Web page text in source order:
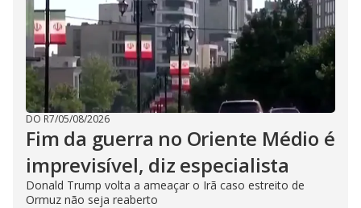
DO R7/05/08/2026
Fim da guerra no Oriente Médio é
imprevisível, diz especialista
Donald Trump volta a ameaçar o Irã caso estreito de
Ormuz não seja reaberto